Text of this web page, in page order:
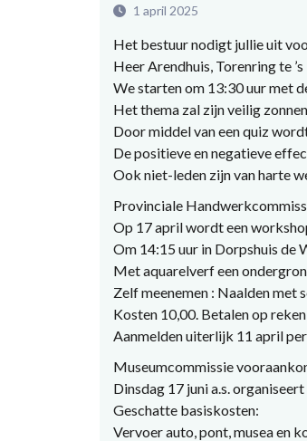
1 april 2025
Het bestuur nodigt jullie uit
Heer Arendhuis, Torenring te
We starten om 13:30 uur met
Het thema zal zijn veilig
Door middel van een quiz
De positieve en negatieve
Ook niet-leden zijn van harte
Provinciale
Op 17 april wordt een
Om 14:15 uur in Dorpshuis de
Met aquarelverf een
Zelf meenemen : Naalden met
Kosten 10,00. Betalen op
Aanmelden uiterlijk 11 april
Museumcommissie
Dinsdag 17 juni a.s.
Geschatte basiskosten:
Vervoer auto, pont, musea en